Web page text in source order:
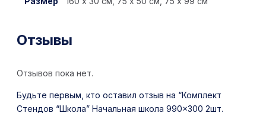
Отзывы
Отзывов пока нет.
Будьте первым, кто оставил отзыв на “Комплект
Стендов “Школа” Начальная школа 990×300 2шт.